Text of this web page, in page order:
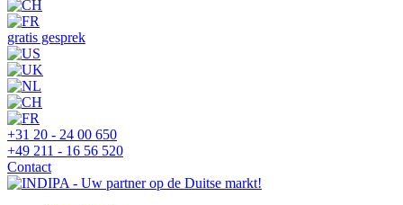
gratis gesprek
+31 20 - 24 00 650
+49 211 - 16 56 520
Contact